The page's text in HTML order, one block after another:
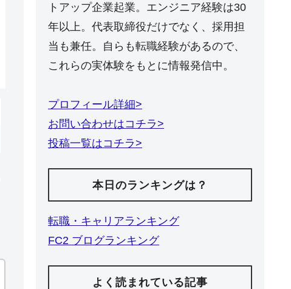
トアップ企業起業。エンジニア経験は30
年以上。代表取締役だけでなく、採用担
当も兼任。自らも転職経験があるので、
これらの実体験をもとに情報発信中。
プロフィール詳細>
お問い合わせはコチラ>
投稿一覧はコチラ>
本日のランキングは？
転職・キャリアランキング
FC2 ブログランキング
よく読まれている記事